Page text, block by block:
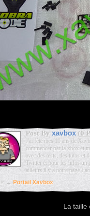
Post By xavbox (0
J'ai fêté mes 10 ans de
commencer par la xbox et
avec des tests, des tutos
Twitter et pour les infos un
ailleurs il y a notre page
→ Portail Xavbox
La taille